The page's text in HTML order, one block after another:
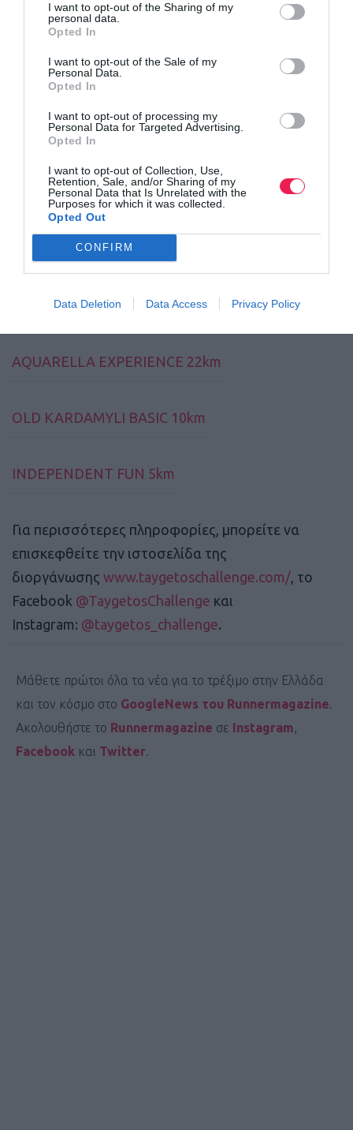
I want to opt-out of the Sharing of my
personal data.
Opted In
I want to opt-out of the Sale of my
Personal Data.
Opted In
I want to opt-out of processing my
Personal Data for Targeted Advertising.
Opted In
I want to opt-out of Collection, Use,
Retention, Sale, and/or Sharing of my
Personal Data that Is Unrelated with the
Purposes for which it was collected.
Opted Out
CONFIRM
Data Deletion Data Access Privacy Policy
ΟΡΟΙ ΣΥΜΜΕΤΟΧΗΣ
ΠΛΗΡΟΦΟΡΙΕΣ ΑΝΑ ΑΓΩΝΙΣΜΑ
HANSAPLAST MARATHON 40km
AQUARELLA EXPERIENCE 22km
OLD KARDAMYLI BASIC 10km
INDEPENDENT FUN 5km
Για περισσότερες πληροφορίες, μπορείτε να
επισκεφθείτε την ιστοσελίδα της
διοργάνωσης www.taygetoschallenge.com/ , το
Facebook @TaygetosChallenge και
Instagram: @taygetos_challenge.
Μάθετε πρώτοι όλα τα νέα για το τρέξιμο στην Ελλάδα
και τον κόσμο στο GoogleNews του Runnermagazine.
Ακολουθήστε το Runnermagazine σε Instagram,
Facebook και Twitter.